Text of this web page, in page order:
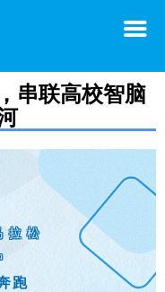
串联高校智脑
拉松
跑